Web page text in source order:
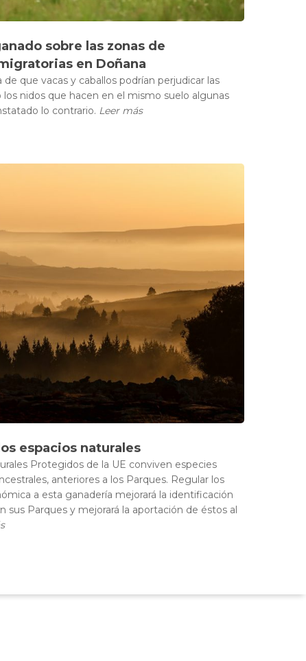
sobre las zonas de
en Doñana
que vacas y caballos podrían perjudicar las
nidos que hacen en el mismo suelo algunas
lo contrario. Leer más
espacios naturales
Protegidos de la UE conviven especies
anteriores a los Parques. Regular los
a esta ganadería mejorará la identificación
sus Parques y mejorará la aportación de éstos al